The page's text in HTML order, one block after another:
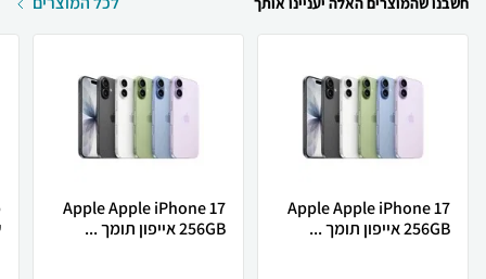
Apple Apple iPhone 17
256GB אייפון תומך ...
Apple Apple iPhone 17
256GB אייפון תומך ...